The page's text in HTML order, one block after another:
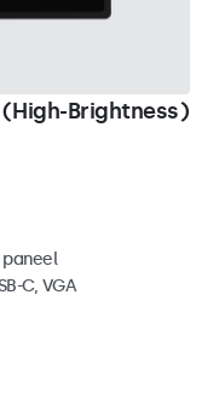
Brightness)
C, VGA